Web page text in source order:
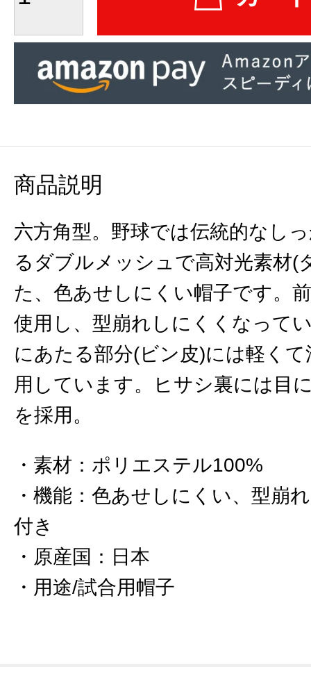
商品説明
六方角型。野球では伝統的なし
るダブルメッシュで高対光素材(
た、色あせしにくい帽子です。
使用し、型崩れしにくくなって
にあたる部分(ビン皮)には軽く
用しています。ヒサシ裏には目
を採用。
素材 ： ポリエステル100%
機能 ： 色あせしにくい、型崩
付き
原産国 ： 日本
用途/試合用帽子